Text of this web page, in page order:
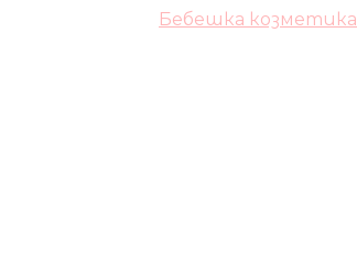
Бебешка козметика